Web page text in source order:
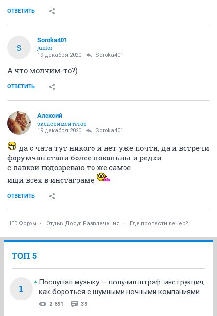
ОТВЕТИТЬ
S
Soroka401
junior
19 декабря 2020 Soroka401
А что молчим-то?)
ОТВЕТИТЬ
Алексий
экспериментатор
19 декабря 2020 Soroka401
да с чата тут никого и нет уже почти, да и встречи
форумчан стали более локальны и редки
с лавкой подозреваю то же самое
ищи всех в инстаграме
ОТВЕТИТЬ
НГС.Форум Отдых Досуг Развлечения Где провести вечер?
ТОП 5
1
Послушал музыку — получил штраф: инструкция,
как бороться с шумными ночными компаниями
2 691 39